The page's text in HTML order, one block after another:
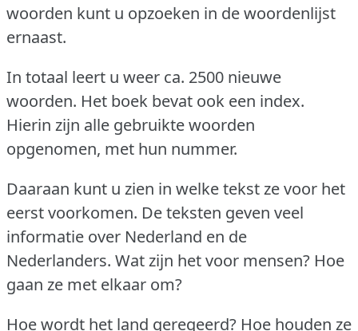
woorden kunt u opzoeken in de woordenlijst
ernaast.
In totaal leert u weer ca. 2500 nieuwe
woorden. Het boek bevat ook een index.
Hierin zijn alle gebruikte woorden
opgenomen, met hun nummer.
Daaraan kunt u zien in welke tekst ze voor het
eerst voorkomen. De teksten geven veel
informatie over Nederland en de
Nederlanders. Wat zijn het voor mensen? Hoe
gaan ze met elkaar om?
Hoe wordt het land geregeerd? Hoe houden ze